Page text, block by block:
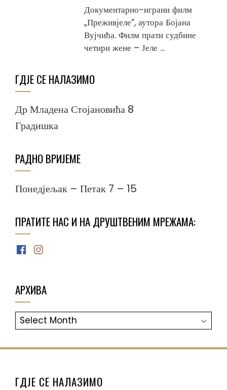
Документарно-играни филм
„Преживјеле“, аутора Бојана
Вујчића. Филм прати судбине
четири жене – Јеле ...
ГДЈЕ СЕ НАЛАЗИМО
Др Младена Стојановића 8
Градишка
РАДНО ВРИЈЕМЕ
Понедјељак – Петак 7 – 15
ПРАТИТЕ НАС И НА ДРУШТВЕНИМ МРЕЖАМА:
Facebook
Instagram
АРХИВА
АРХИВА
ГДЈЕ СЕ НАЛАЗИМО